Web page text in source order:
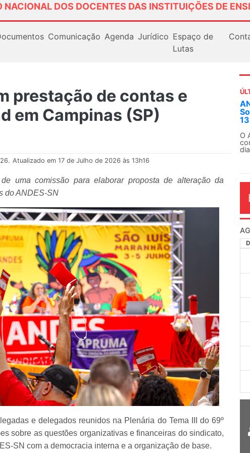
NACIONAL DOS DOCENTES DAS INSTITUIÇÕES DE
Comunicação Agenda Jurídico Espaço de
Lutas
prestação de contas e
em Campinas (SP)
Atualizado em 17 de Julho de 2026 às 13h16
uma comissão para elaborar proposta de alteração da
do ANDES-SN
e delegados reunidos na Plenária do Tema III do 69º
sobre as questões organizativas e financeiras do sindicato,
SN com a democracia interna e a organização de base.